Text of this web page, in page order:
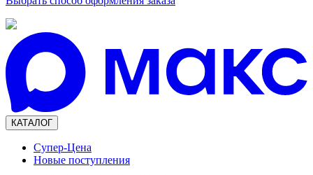
КАТАЛОГ
Супер-Цена
Новые поступления